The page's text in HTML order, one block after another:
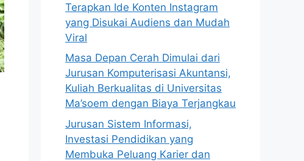
Terapkan Ide Konten Instagram
yang Disukai Audiens dan Mudah
Viral
Masa Depan Cerah Dimulai dari
Jurusan Komputerisasi Akuntansi,
Kuliah Berkualitas di Universitas
Ma’soem dengan Biaya Terjangkau
Jurusan Sistem Informasi,
Investasi Pendidikan yang
Membuka Peluang Karier dan